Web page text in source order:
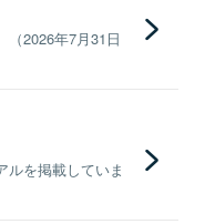
（2026年7月31日
ルを掲載していま